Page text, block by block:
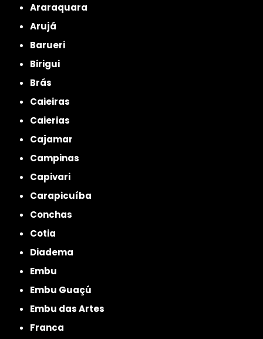
Araraquara
Arujá
Barueri
Birigui
Brás
Caieiras
Caierias
Cajamar
Campinas
Capivari
Carapicuíba
Conchas
Cotia
Diadema
Embu
Embu Guaçú
Embu das Artes
Franca